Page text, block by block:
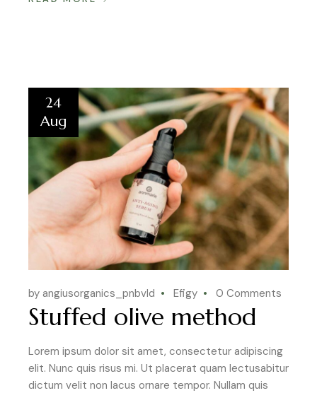
24
Aug
by angiusorganics_pnbvld Efigy 0 Comments
Stuffed olive method
Lorem ipsum dolor sit amet, consectetur adipiscing
elit. Nunc quis risus mi. Ut placerat quam lectusabitur
dictum velit non lacus ornare tempor. Nullam quis